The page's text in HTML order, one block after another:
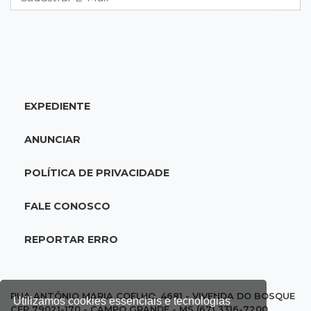
Utilizamos cookies essenciais e tecnologias
08:15Em Pauta
ruas de Corumbá em 1897
O rebanho dos originais
08:06De MS para o mundo
EXPEDIENTE
ANUNCIAR
POLÍTICA DE PRIVACIDADE
FALE CONOSCO
REPORTAR ERRO
RUA ANTÔNIO MARIA COELHO, 4681 - VIVENDA DO BOSQUE